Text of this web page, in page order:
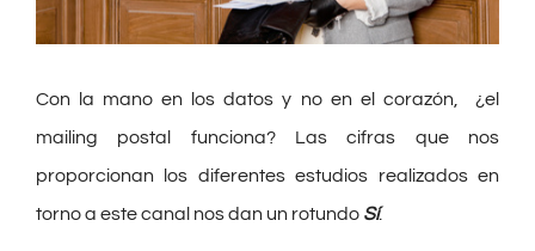
Con la mano en los datos y no en el corazón, ¿el
mailing postal funciona? Las cifras que nos
proporcionan los diferentes estudios realizados en
torno a este canal nos dan un rotundo Sí.